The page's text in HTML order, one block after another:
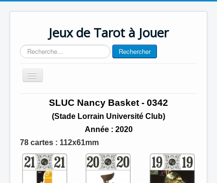
Jeux de Tarot à Jouer
Rechercher Rechercher
Basculer
la
SLUC Nancy Basket - 0342
(Stade Lorrain Université Club)
Année : 2020
78 cartes : 112x61mm